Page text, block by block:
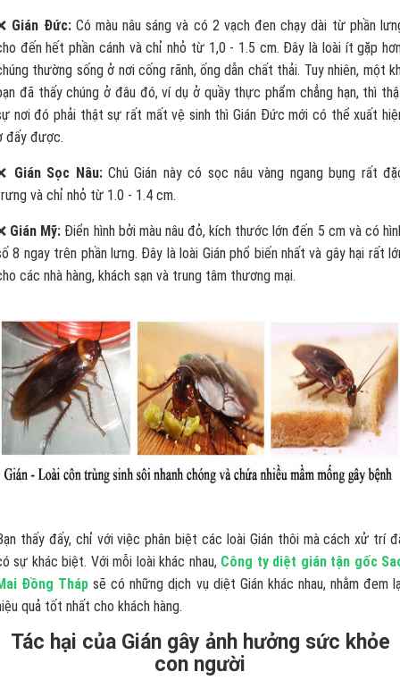
Gián Đức:Có màu nâu sáng và có 2 vạch đen chạy dài từ phần
đến hết phần cánh và chỉ nhỏ từ 1,0 - 1.5 cm. Đây là loài ít gặp
thường sống ở nơi cống rãnh, ống dẫn chất thải. Tuy nhiên, một
đã thấy chúng ở đâu đó, ví dụ ở quầy thực phẩm chẳng hạn, thì
nơi đó phải thật sự rất mất vệ sinh thì Gián Đức mới có thể xuất
đấy được.
Gián Sọc Nâu:Chú Gián này có sọc nâu vàng ngang bụng rất
và chỉ nhỏ từ 1.0 - 1.4 cm.
Gián Mỹ: Điển hình bởi màu nâu đỏ, kích thước lớn đến 5 cm và có
8 ngay trên phần lưng. Đây là loài Gián phổ biến nhất và gây hại rất
các nhà hàng, khách sạn và trung tâm thương mại.
thấy đấy, chỉ với việc phân biệt các loài Gián thôi mà cách xử trí
sự khác biệt. Với mỗi loài khác nhau, Công ty diệt gián tận gốc
Đồng Tháp sẽ có những dịch vụ diệt Gián khác nhau, nhằm đem
quả tốt nhất cho khách hàng.
Tác hại của Gián gây ảnh hưởng sức khỏe
con người